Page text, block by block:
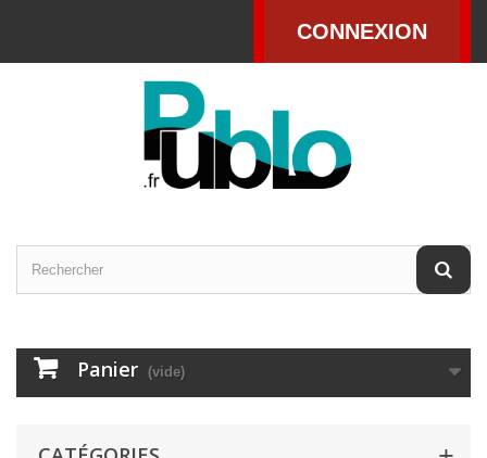
CONNEXION
Panier (vide)